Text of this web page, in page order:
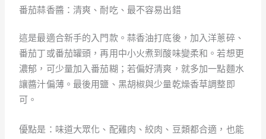
番茄蒜香醬：清爽、耐吃、最不容易出錯
這是最適合新手的入門款。蒜香油打底後，加入洋蔥碎、
番茄丁或番茄罐頭，再用中小火煮到酸味變柔和。若想更
濃郁，可少量加入番茄糊；若偏好清爽，就多加一點麵水
讓醬汁偏薄。最後用鹽、黑胡椒與少量乾燥香草調整即
可。
優點是：味道大眾化、配雞肉、絞肉、豆類都合適，也能